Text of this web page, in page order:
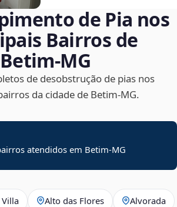
de Pia nos
Bairros de
Betim‑MG
de desobstrução de pias nos
da cidade de Betim‑MG.
atendidos em Betim-MG
Alto das Flores Alvorada